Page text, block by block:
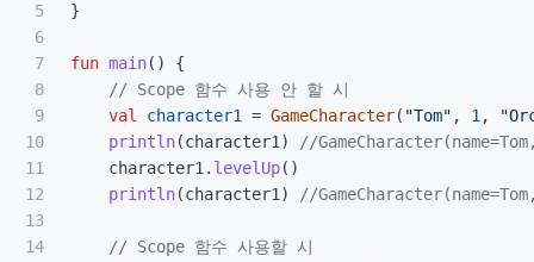
5
6
7
8
9
10
11
12
13
14
}
fun main()
{
// Scope 함수 사용 안 할 시
val
character1 = GameCharacter( "Tom" , 1 ,
println(character1 )
//
character1 . levelUp()
println(character1 ) //
// Scope 함수 사용할 시